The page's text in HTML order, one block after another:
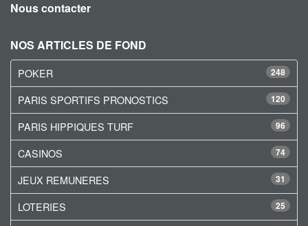
Nous contacter
NOS ARTICLES DE FOND
248
POKER
120
PARIS SPORTIFS PRONOSTICS
96
PARIS HIPPIQUES TURF
74
CASINOS
31
JEUX REMUNERES
25
LOTERIES